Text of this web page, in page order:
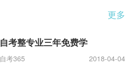
更多
自考整专业三年免费学
自考365 2018-04-04